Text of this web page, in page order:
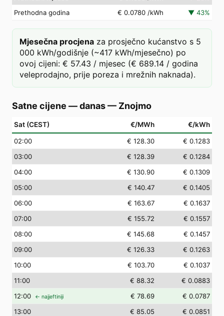
Prethodna godina
€ 0.0780 /kWh ▼ 43%
Mjesečna procjena za prosječno kućanstvo s 5
000 kWh/godišnje (~417 kWh/mjesečno) po
ovoj cijeni: € 57.43 / mjesec (€ 689.14 / godina
veleprodajno, prije poreza i mrežnih naknada).
Satne cijene — danas— Znojmo
Sat (CEST) €/MWh €/kWh
02:00 € 128.30
€ 0.1283
03:00 € 128.39
€ 0.1284
04:00 € 130.90
€ 0.1309
05:00 € 140.47
€ 0.1405
06:00 € 163.67
€ 0.1637
07:00 € 155.72
€ 0.1557
08:00 € 145.68
€ 0.1457
09:00 € 126.33
€ 0.1263
10:00 € 103.70
€ 0.1037
11:00 € 88.32
€ 0.0883
12:00 ← najjeftiniji € 78.69
€ 0.0787
13:00 € 85.05
€ 0.0851